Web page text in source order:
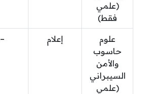
(علمي
فقط)
علوم
حاسوب
والأمن
السيبراني
(علمي
إعلام –